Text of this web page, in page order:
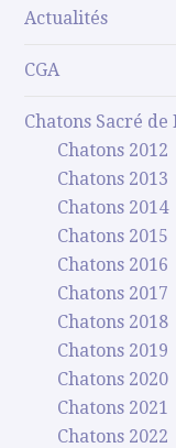
Actualités
CGA
Chatons Sacré
Chatons 2012
Chatons 2013
Chatons 2014
Chatons 2015
Chatons 2016
Chatons 2017
Chatons 2018
Chatons 2019
Chatons 2020
Chatons 2021
Chatons 2022